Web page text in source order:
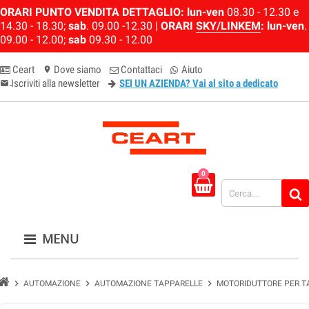
ORARI PUNTO VENDITA DETTAGLIO: lun-ven 08.30 - 12.30 e
14.30 - 18.30; sab. 09.00 -12.30 | ORARI SKY/LINKEM: lun-ven.
09.00 - 12.00; sab 09.30 - 12.00
Ceart location_on Dove siamo Contattaci Aiuto
email-newsletter
Iscriviti alla newsletter SEI UN AZIENDA? Vai al sito a dedicato
0
MENU
chevron_right AUTOMAZIONE chevron_right AUTOMAZIONE TAPPARELLE chevron_right MOTORIDUTTORE PER